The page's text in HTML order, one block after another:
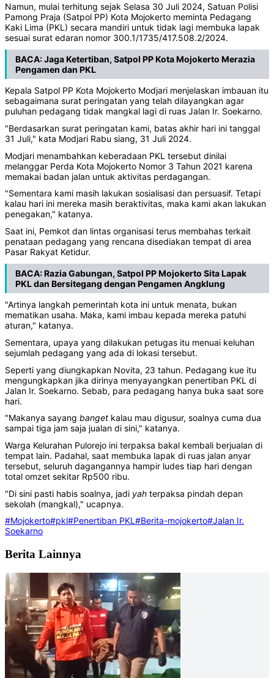
Namun, mulai terhitung sejak Selasa 30 Juli 2024, Satuan Polisi
Pamong Praja (Satpol PP) Kota Mojokerto meminta Pedagang
Kaki Lima (PKL) secara mandiri untuk tidak lagi membuka lapak
sesuai surat edaran nomor 300.1/1735/417.508.2/2024.
BACA:Jaga Ketertiban, Satpol PP Kota Mojokerto Merazia
Pengamen dan PKL
Kepala Satpol PP Kota Mojokerto Modjari menjelaskan imbauan itu
sebagaimana surat peringatan yang telah dilayangkan agar
puluhan pedagang tidak mangkal lagi di ruas Jalan Ir. Soekarno.
"Berdasarkan surat peringatan kami, batas akhir hari ini tanggal
31 Juli," kata Modjari Rabu siang, 31 Juli 2024.
Modjari menambahkan keberadaan PKL tersebut dinilai
melanggar Perda Kota Mojokerto Nomor 3 Tahun 2021 karena
memakai badan jalan untuk aktivitas perdagangan.
"Sementara kami masih lakukan sosialisasi dan persuasif. Tetapi
kalau hari ini mereka masih beraktivitas, maka kami akan lakukan
penegakan," katanya.
Saat ini, Pemkot dan lintas organisasi terus membahas terkait
penataan pedagang yang rencana disediakan tempat di area
Pasar Rakyat Ketidur.
BACA:Razia Gabungan, Satpol PP Mojokerto Sita Lapak
PKL dan Bersitegang dengan Pengamen Angklung
"Artinya langkah pemerintah kota ini untuk menata, bukan
mematikan usaha. Maka, kami imbau kepada mereka patuhi
aturan," katanya.
Sementara, upaya yang dilakukan petugas itu menuai keluhan
sejumlah pedagang yang ada di lokasi tersebut.
Seperti yang diungkapkan Novita, 23 tahun. Pedagang kue itu
mengungkapkan jika dirinya menyayangkan penertiban PKL di
Jalan Ir. Soekarno. Sebab, para pedagang hanya buka saat sore
hari.
"Makanya sayang banget kalau mau digusur, soalnya cuma dua
sampai tiga jam saja jualan di sini," katanya.
Warga Kelurahan Pulorejo ini terpaksa bakal kembali berjualan di
tempat lain. Padahal, saat membuka lapak di ruas jalan anyar
tersebut, seluruh dagangannya hampir ludes tiap hari dengan
total omzet sekitar Rp500 ribu.
"Di sini pasti habis soalnya, jadi yah terpaksa pindah depan
sekolah (mangkal)," ucapnya.
#Mojokerto#pkl#Penertiban PKL #Berita-mojokerto#Jalan Ir.
Soekarno
Berita Lainnya